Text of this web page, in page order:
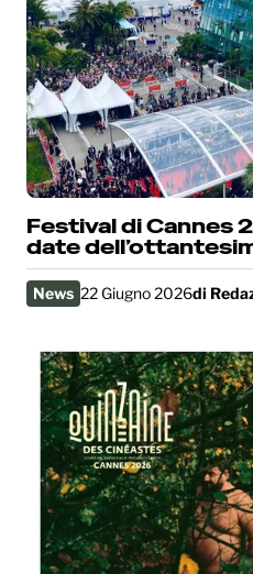
Festival di Cannes
date
News 22 Giugno 2026di